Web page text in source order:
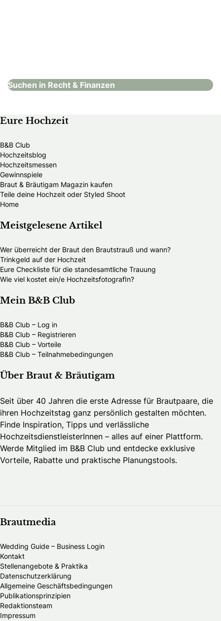
Suchen in Recht & Finanzen
Eure Hochzeit
B&B Club
Hochzeitsblog
Hochzeitsmessen
Gewinnspiele
Braut & Bräutigam Magazin kaufen
Teile deine Hochzeit oder Styled Shoot
Home
Meistgelesene Artikel
Wer überreicht der Braut den Brautstrauß und wann?
Trinkgeld auf der Hochzeit
Eure Checkliste für die standesamtliche Trauung
Wie viel kostet ein/e HochzeitsfotografIn?
Mein B&B Club
B&B Club – Log in
B&B Club – Registrieren
B&B Club – Vorteile
B&B Club – Teilnahmebedingungen
Über Braut & Bräutigam
Seit über 40 Jahren die erste Adresse für Brautpaare, die
ihren Hochzeitstag ganz persönlich gestalten möchten.
Finde Inspiration, Tipps und verlässliche
HochzeitsdienstleisterInnen – alles auf einer Plattform.
Werde Mitglied im B&B Club und entdecke exklusive
Vorteile, Rabatte und praktische Planungstools.
Brautmedia
Wedding Guide – Business Login
Kontakt
Stellenangebote & Praktika
Datenschutzerklärung
Allgemeine Geschäftsbedingungen
Publikationsprinzipien
Redaktionsteam
Impressum